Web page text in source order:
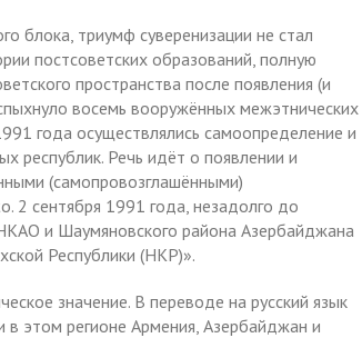
блока, триумф суверенизации не стал
постсоветских образований, полную
пространства после появления (и
восемь вооружённых межэтнических
года осуществлялись самоопределение и
республик. Речь идёт о появлении и
(самопровозглашёнными)
2 сентября 1991 года, незадолго до
и Шаумяновского района Азербайджана
Республики (НКР)».
значение. В переводе на русский язык
этом регионе Армения, Азербайджан и